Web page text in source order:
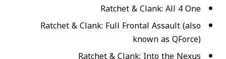
Ratchet & Clank: All 4 One
Ratchet & Clank: Full Frontal Assault (also
known as QForce)